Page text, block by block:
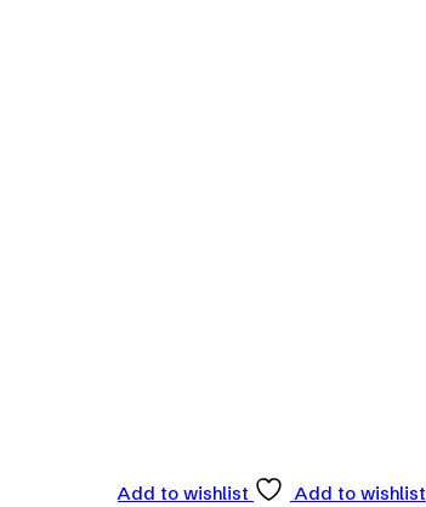
Add to wishlist
Add to wishlist